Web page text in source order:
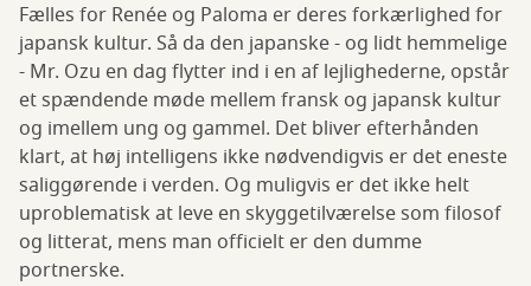
Fælles for Renée og Paloma er deres forkærlighed for
japansk kultur. Så da den japanske - og lidt hemmelige
- Mr. Ozu en dag flytter ind i en af lejlighederne, opstår
et spændende møde mellem fransk og japansk kultur
og imellem ung og gammel. Det bliver efterhånden
klart, at høj intelligens ikke nødvendigvis er det eneste
saliggørende i verden. Og muligvis er det ikke helt
uproblematisk at leve en skyggetilværelse som filosof
og litterat, mens man officielt er den dumme
portnerske.